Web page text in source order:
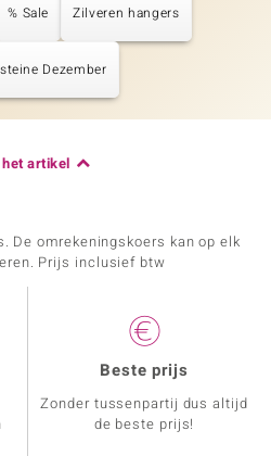
% Sale Zilveren hangers
Dezember
artikel
De omrekeningskoers kan op elk
Prijs inclusief btw
Beste prijs
Zonder tussenpartij dus altijd
de beste prijs!